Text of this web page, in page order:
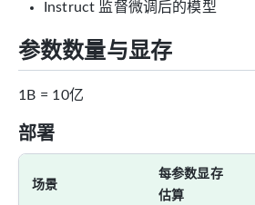
Instruct 监督微调后的模型
参数数量与显存
1B = 10亿
部署
场景
每参数显存
估算